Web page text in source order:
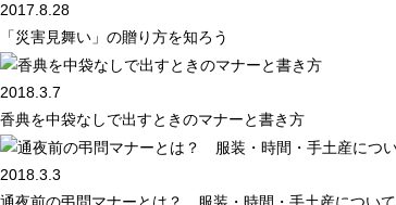
2017.8.28
「災害見舞い」の贈り方を知ろう
2018.3.7
香典を中袋なしで出すときのマナーと書き方
2018.3.3
通夜前の弔問マナーとは？ 服装・時間・手土産について